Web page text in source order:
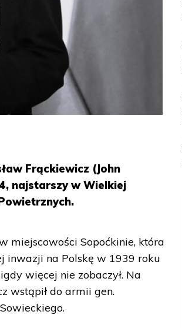
Frąckiewicz (John
najstarszy w Wielkiej
miejscowości Sopoćkinie, która
inwazji na Polskę w 1939 roku
więcej nie zobaczył. Na
wstąpił do armii gen.